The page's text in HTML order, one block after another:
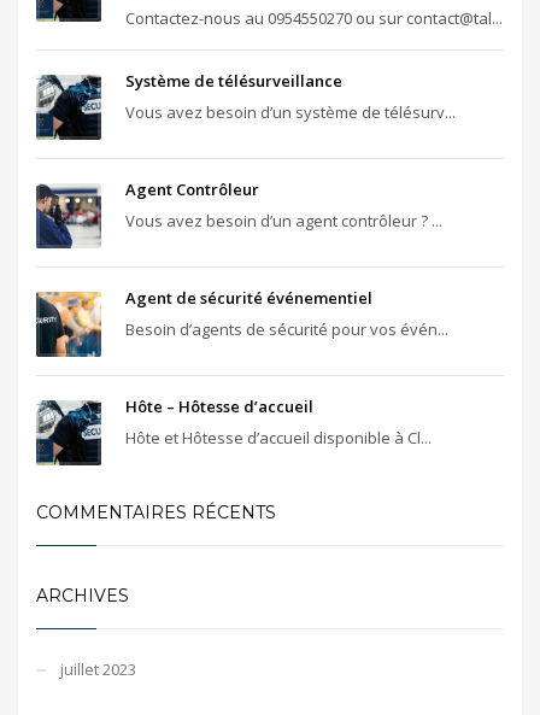
Contactez-nous au 0954550270 ou sur contact@tal...
Système de télésurveillance
Vous avez besoin d’un système de télésurv...
Agent Contrôleur
Vous avez besoin d’un agent contrôleur ? ...
Agent de sécurité événementiel
Besoin d’agents de sécurité pour vos évén...
Hôte – Hôtesse d’accueil
Hôte et Hôtesse d’accueil disponible à Cl...
COMMENTAIRES RÉCENTS
ARCHIVES
juillet 2023